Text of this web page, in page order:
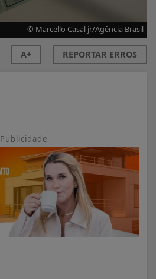
© Marcello Casal jr/Agência Brasil
A+ REPORTAR ERROS
Publicidade